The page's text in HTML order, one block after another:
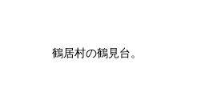
鶴居村の鶴見台。